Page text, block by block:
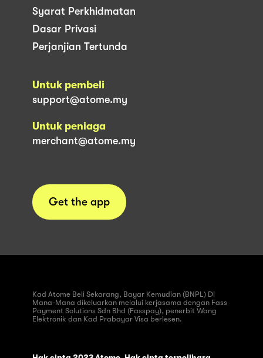
Syarat Perkhidmatan
Dasar Privasi
Perjanjian Tertunda
Untuk pembeli
support@atome.my
Untuk peniaga
merchant@atome.my
Get the app
Kad Atome Beli Sekarang, Bayar Kemudian (BNPL) Di
Mana-Mana dikeluarkan melalui kerjasama dengan Fass
Payment Solutions Sdn Bhd (Fasspay), penerbit Wang
Elektronik dan Kad Prabayar Visa berlesen.